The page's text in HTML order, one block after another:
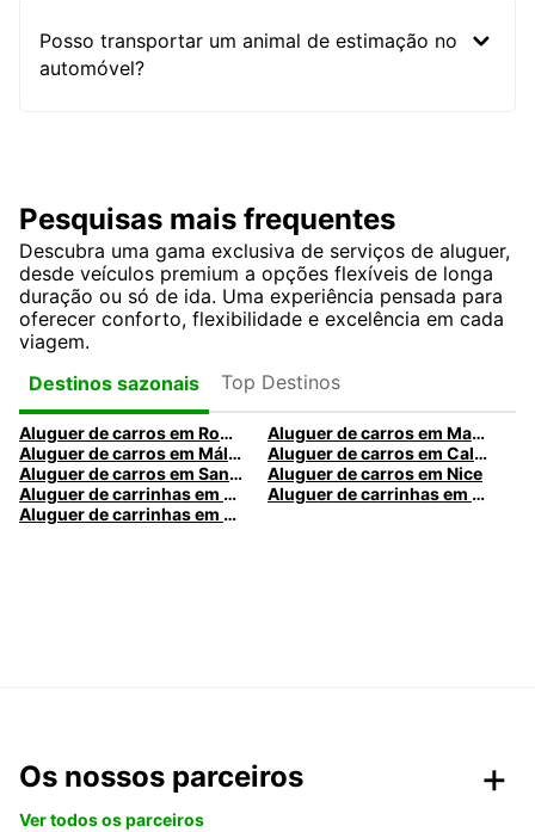
Posso transportar um animal de estimação no
automóvel?
Pesquisas mais frequentes
Descubra uma gama exclusiva de serviços de aluguer,
desde veículos premium a opções flexíveis de longa
duração ou só de ida. Uma experiência pensada para
oferecer conforto, flexibilidade e excelência em cada
viagem.
Destinos sazonais
Top Destinos
Aluguer de carros em Roma
Aluguer de carros em Madrid
Aluguer de carros em Málaga
Aluguer de carros em Caldas da Rainha
Aluguer de carros em Santa Maria da Feira
Aluguer de carros em Nice
Aluguer de carrinhas em Nice
Aluguer de carrinhas em Santa Maria da Feira
Aluguer de carrinhas em Caldas da Rainha
Os nossos parceiros
Ver todos os parceiros